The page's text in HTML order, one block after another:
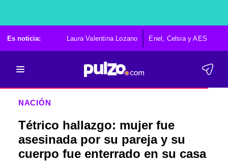
Es noticia: Laura Valentina Lozano Enel, Celsia y AES
NACIÓN
Tétrico hallazgo: mujer fue
asesinada por su pareja y su
cuerpo fue enterrado en su casa